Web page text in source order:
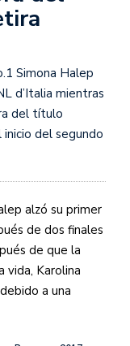
Simona Halep
d’Italia mientras
del título
del segundo
alzó su primer
de dos finales
de que la
vida, Karolina
a una